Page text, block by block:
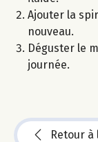
Ajouter la
nouveau.
Déguster le
journée.
Retour à